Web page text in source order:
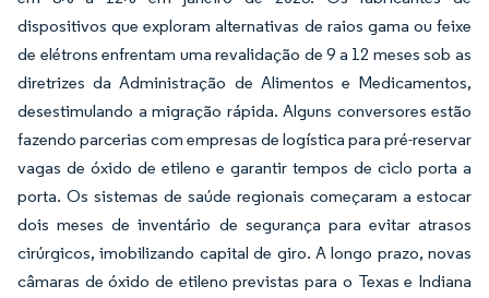
dispositivos que exploram alternativas de raios gama ou feixe
de elétrons enfrentam uma revalidação de 9 a 12 meses sob as
diretrizes da Administração de Alimentos e Medicamentos,
desestimulando a migração rápida. Alguns conversores estão
fazendo parcerias com empresas de logística para pré-reservar
vagas de óxido de etileno e garantir tempos de ciclo porta a
porta. Os sistemas de saúde regionais começaram a estocar
dois meses de inventário de segurança para evitar atrasos
cirúrgicos, imobilizando capital de giro. A longo prazo, novas
câmaras de óxido de etileno previstas para o Texas e Indiana